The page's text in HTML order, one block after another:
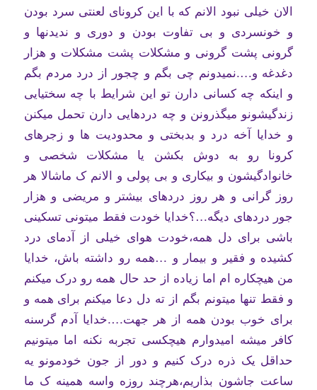
الان خیلی نبود الانم که با این کرونای لعنتی سرد بودن
و خونسردی و بی تفاوت بودن و دوری و ندیدنها و
گرونی پشت گرونی و مشکلات پشت مشکلات و هزار
دغدغه و….نمیدونم چی بگم و چجور از درد مردم بگم
و اینکه چه کسانی دارن تو این شرایط با چه سختیایی
زندگیشونو میگذرونن و چه دردهایی دارن تحمل میکنن
و خدایا آخه درد و بدبختی و محدودیت ها و زجرهای
کرونا رو به دوش بکشن یا مشکلات شخصی و
خانوادگیشون و بیکاری و بی پولی و الانم ک ماشالا هر
روز گرانی و هر روز دردهای بیشتر و مریضی و هزار
جور دردهای دیگه…؟خدایا خودت فقط میتونی تسکینی
باشی برای دل همه،خودت هوای خیلی از آدمای درد
کشیده و فقیر و بیمار و …همه رو داشته باش، خدایا
من هیچکاره ام اما زیاده از حد حال همه رو درک میکنم
و فقط تنها میتونم بگم از ته دل دعا میکنم برای همه و
برای خوب بودن همه از هر جهت….خدایا آدم گرسنه
کافر میشه امیدوارم هیچکسی تجربه نکنه اما میتونیم
حداقل یک ذره درک کنیم و دور از جون خودمونو یه
ساعت جاشون بذاریم،هرچند روزه واسه همینه ک ما